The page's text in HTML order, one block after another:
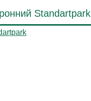
Standartpark